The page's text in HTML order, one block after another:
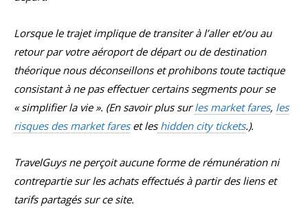
Lorsque le trajet implique de transiter à l’aller et/ou au
retour par votre aéroport de départ ou de destination
théorique nous déconseillons et prohibons toute tactique
consistant à ne pas effectuer certains segments pour se
« simplifier la vie ». (En savoir plus surles market fares, les
risques des market fareset leshidden city tickets.).
TravelGuys ne perçoit aucune forme de rémunération ni
contrepartie sur les achats effectués à partir des liens et
tarifs partagés sur ce site.